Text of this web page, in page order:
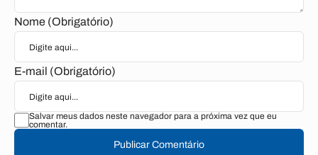
Nome (Obrigatório)
E-mail (Obrigatório)
Salvar meus dados neste navegador para a próxima vez que eu
comentar.
Publicar Comentário